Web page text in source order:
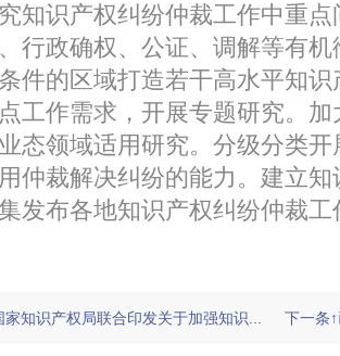
知识产权纠纷仲裁工作中重
行政确权、公证、调解等有
件的区域打造若干高水平知
工作需求，开展专题研究。
态领域适用研究。分级分类
仲裁解决纠纷的能力。建立
发布各地知识产权纠纷仲裁
家知识产权局联合印发关于加强知识... 下一条